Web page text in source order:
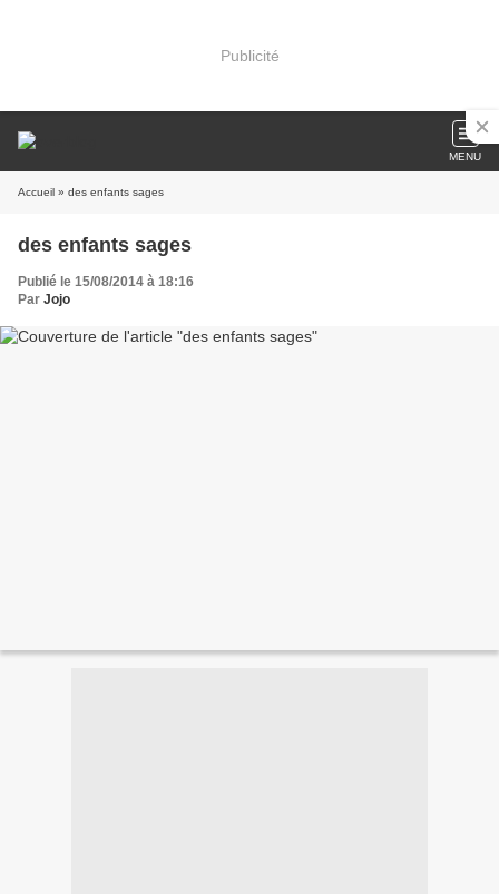
Publicité
MENU
Accueil » des enfants sages
des enfants sages
Publié le 15/08/2014 à 18:16
Par Jojo